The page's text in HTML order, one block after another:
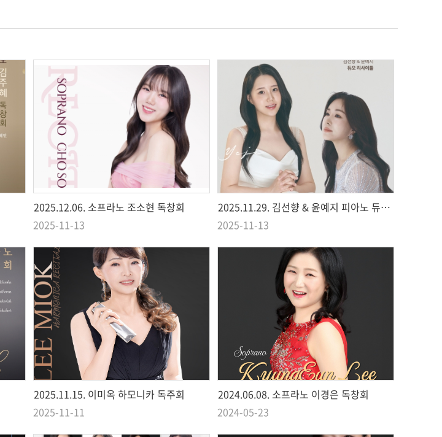
2025.12.06. 소프라노 조소현 독창회
2025-11-13
2025.11.29. 김선향 & 윤예지 피아노 듀오 리사이틀
2025-11-13
2025.11.15. 이미옥 하모니카 독주회
2025-11-11
2024.06.08. 소프라노 이경은 독창회
2024-05-23